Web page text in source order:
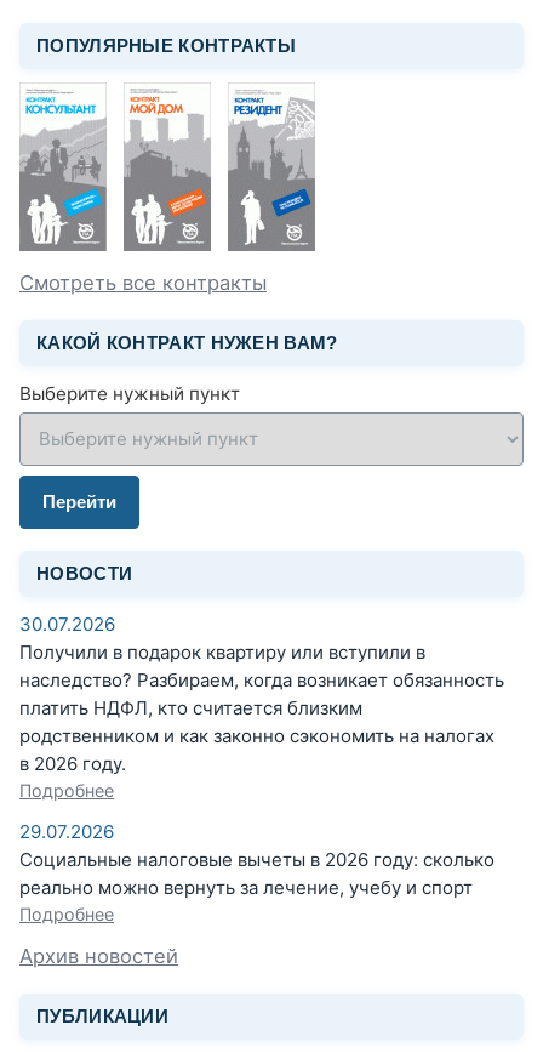
ПОПУЛЯРНЫЕ КОНТРАКТЫ
Смотреть все контракты
КАКОЙ КОНТРАКТ НУЖЕН ВАМ?
Выберите нужный пункт
Перейти
НОВОСТИ
30.07.2026
Получили в подарок квартиру или вступили в
наследство? Разбираем, когда возникает обязанность
платить НДФЛ, кто считается близким
родственником и как законно сэкономить на налогах
в 2026 году.
Подробнее
29.07.2026
Социальные налоговые вычеты в 2026 году: сколько
реально можно вернуть за лечение, учебу и спорт
Подробнее
Архив новостей
ПУБЛИКАЦИИ